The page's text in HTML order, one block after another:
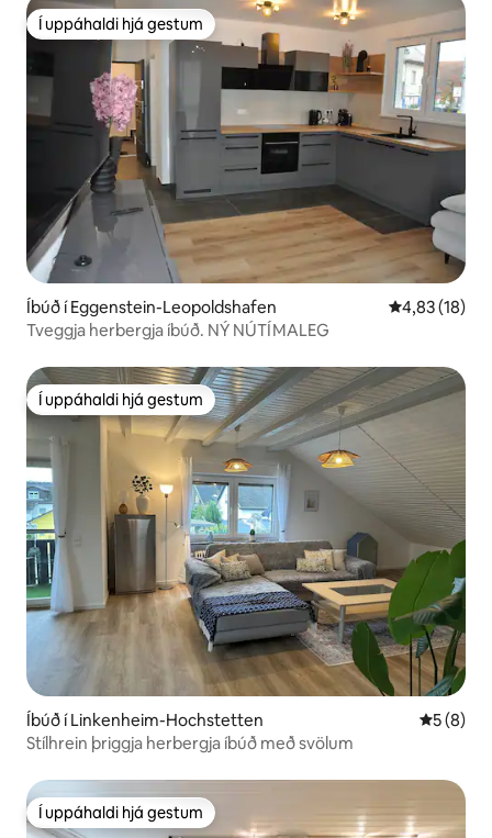
Í uppáhaldi hjá gestum
Í uppáhaldi hjá gestum
Íbúð í Eggenstein-Leopoldshafen 4,83 af 5 í
4,83 (18)
Tveggja herbergja íbúð. NÝ NÚTÍMALEG
Í uppáhaldi hjá gestum
Í uppáhaldi hjá gestum
Íbúð í Linkenheim-Hochstetten 5 af 5 í
5 (8)
Stílhrein þriggja herbergja íbúð með svölum
Í uppáhaldi hjá gestum
Í uppáhaldi hjá gestum